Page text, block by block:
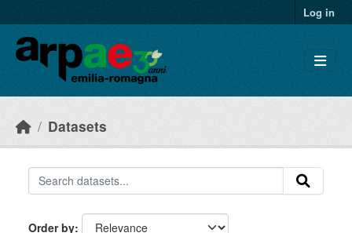
Log in
Datasets
Order by